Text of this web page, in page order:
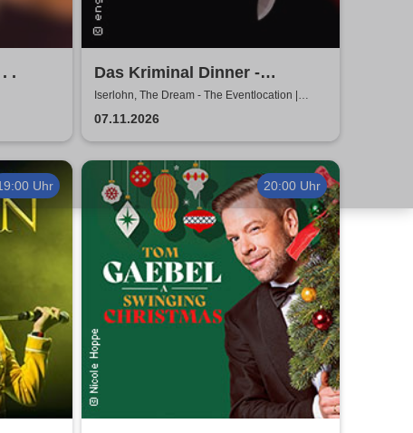
.
Das Kriminal Dinner -
Hauptkommissar Schröder
ermittelt
Iserlohn, The Dream - The Eventlocation |
Iserlohn
07.11.2026
Uhr 20:00 Uhr